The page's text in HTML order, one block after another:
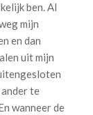
ben. Al
mijn
en dan
uit mijn
te
wanneer de